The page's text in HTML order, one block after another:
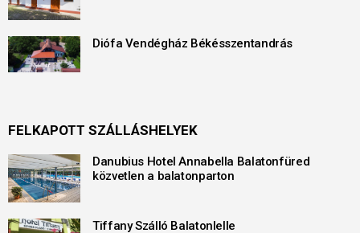
Diófa Vendégház Békésszentandrás
FELKAPOTT SZÁLLÁSHELYEK
Danubius Hotel Annabella Balatonfüred
közvetlen a balatonparton
Tiffany Szálló Balatonlelle